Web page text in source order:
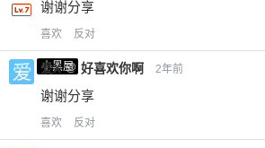
谢谢分享
喜欢 反对
小黑屋
爱X @ 好喜欢你啊 2年前
谢谢分享
喜欢 反对